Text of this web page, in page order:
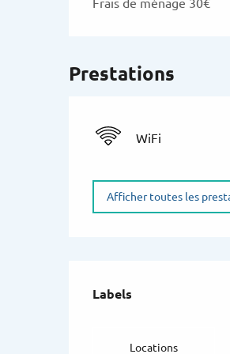
Prestations
WiFi
Afficher toutes les
Offres
Labels
Labels
Locations
Frais de ménage 30€